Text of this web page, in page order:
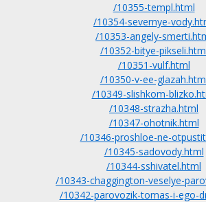
/10355-templ.html
/10354-severnye-
/10353-angely-
/10352-bitye-
/10351-vulf.html
/10350-v-ee-
/10349-slishkom-
/10348-strazha.html
/10347-ohotnik.html
/10346-proshloe-ne-
/10345-sadovody.html
/10344-sshivatel.html
/10343-chaggington-veselye-
/10342-parovozik-tomas-i-ego-